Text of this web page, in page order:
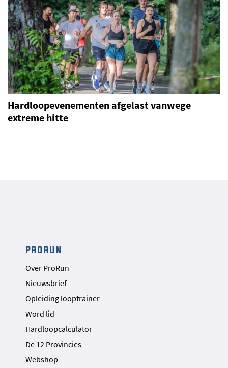
Hardloopevenementen afgelast vanwege
extreme hitte
prorun
Over ProRun
Nieuwsbrief
Opleiding looptrainer
Word lid
Hardloopcalculator
De 12 Provincies
Webshop